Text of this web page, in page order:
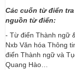
Các cuốn từ điển
nguồn từ điển:
- Từ điển Thành ngữ
Nxb Văn hóa Thông
điển Thành ngữ và
Quang Hào…